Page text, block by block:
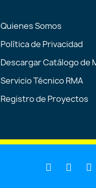
Quienes Somos
Política de Privacidad
Descargar Catálogo de
Servicio Técnico RMA
Registro de Proyectos